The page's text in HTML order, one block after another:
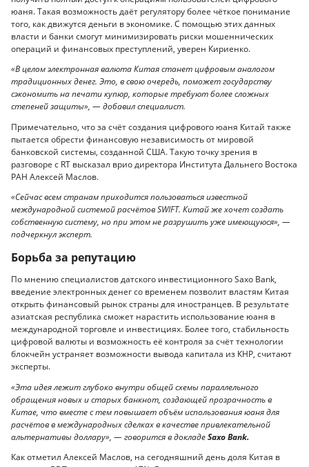
юаня. Такая возможность даёт регулятору более чёткое понимание
того, как движутся деньги в экономике. С помощью этих данных
власти и банки смогут минимизировать риски мошеннических
операций и финансовых преступлений, уверен Кириенко.
«В целом электронная валюта Китая станет цифровым аналогом
традиционных денег. Это, в свою очередь, поможет государству
сэкономить на печати купюр, которые требуют более сложных
степеней защиты», — добавил специалист.
Примечательно, что за счёт создания цифрового юаня Китай также
пытается обрести финансовую независимость от мировой
банковской системы, созданной США. Такую точку зрения в
разговоре с RT высказал врио директора Института Дальнего Востока
РАН Алексей Маслов.
«Сейчас всем странам приходится пользоваться известной
международной системой расчётов SWIFT. Китай же хочет создать
собственную систему, но при этом не разрушить уже имеющуюся», —
подчеркнул эксперт.
Борьба за репутацию
По мнению специалистов датского инвестиционного Saxo Bank,
введение электронных денег со временем позволит властям Китая
открыть финансовый рынок страны для иностранцев. В результате
азиатская республика сможет нарастить использование юаня в
международной торговле и инвестициях. Более того, стабильность
цифровой валюты и возможность её контроля за счёт технологии
блокчейн устраняет возможности вывода капитала из КНР, считают
эксперты.
«Эта идея лежит глубоко внутри общей схемы параллельного
обращения новых и старых банкнот, создающей прозрачность в
Китае, что вместе с тем повышает объём использования юаня для
расчётов в международных сделках в качестве привлекательной
альтернативы доллару», — говорится в докладеSaxo Bank.
Как отметил Алексей Маслов, на сегодняшний день доля Китая в